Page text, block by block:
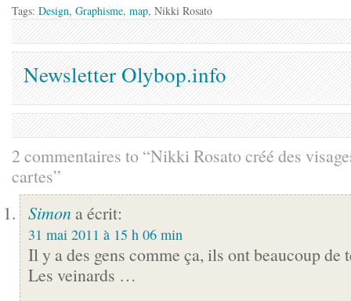
Tags: Design, Graphisme, map, Nikki Rosato
Newsletter Olybop.info
2 commentaires to “Nikki Rosato créé des
cartes”
Simon a écrit:
31 mai 2011 à 15 h 06 min
Il y a des gens comme ça, ils ont beaucoup de
Les veinards …